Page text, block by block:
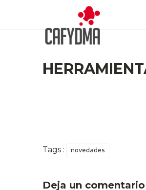
Tags : novedades
Deja un comentario